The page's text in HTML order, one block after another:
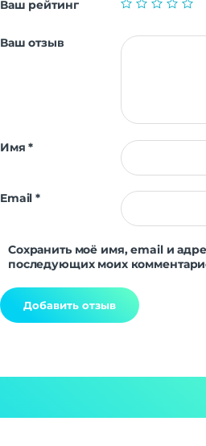
Ваш рейтинг
Ваш отзыв
Имя*
Email*
Сохранить моё имя, email и
последующих моих